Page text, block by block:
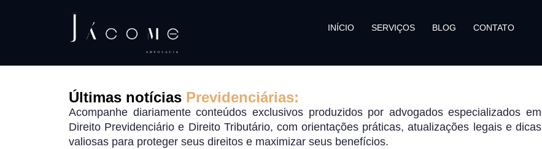
INÍCIO SERVIÇOS BLOG CONTATO
Últimas notícias Previdenciárias:
Acompanhe diariamente conteúdos exclusivos produzidos por advogados especializados em
Direito Previdenciário e Direito Tributário, com orientações práticas, atualizações legais e dicas
valiosas para proteger seus direitos e maximizar seus benefícios.